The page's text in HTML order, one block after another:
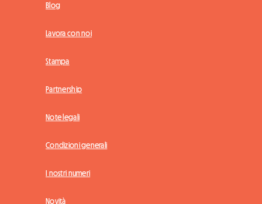
Blog
Lavora con noi
Stampa
Partnership
Note legali
Condizioni generali
I nostri numeri
Novità